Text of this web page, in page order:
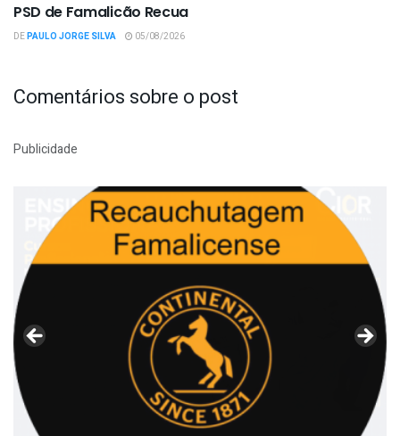
PSD de Famalicão Recua
DEPAULO JORGE SILVA 05/08/2026
Comentários sobre o post
Publicidade